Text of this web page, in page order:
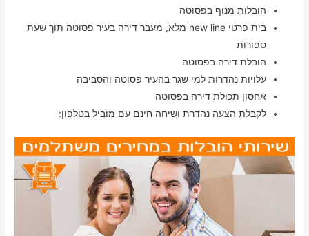
הובלות מנוף בפסוטה
בית פרטי new line מלא, מעבר דירה בעיר פסוטה תוך שעת
ספורות
הובלת דירה בפסוטה
עלויות נהדרות למי שגר בהעיר פסוטה והסביבה
אחסון תכולת דירה בפסוטה
לקבלת הצעה נהדרת ושיחה חינם עם מוביל בטלפון: